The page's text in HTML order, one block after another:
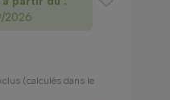
2026
(calculés dans le